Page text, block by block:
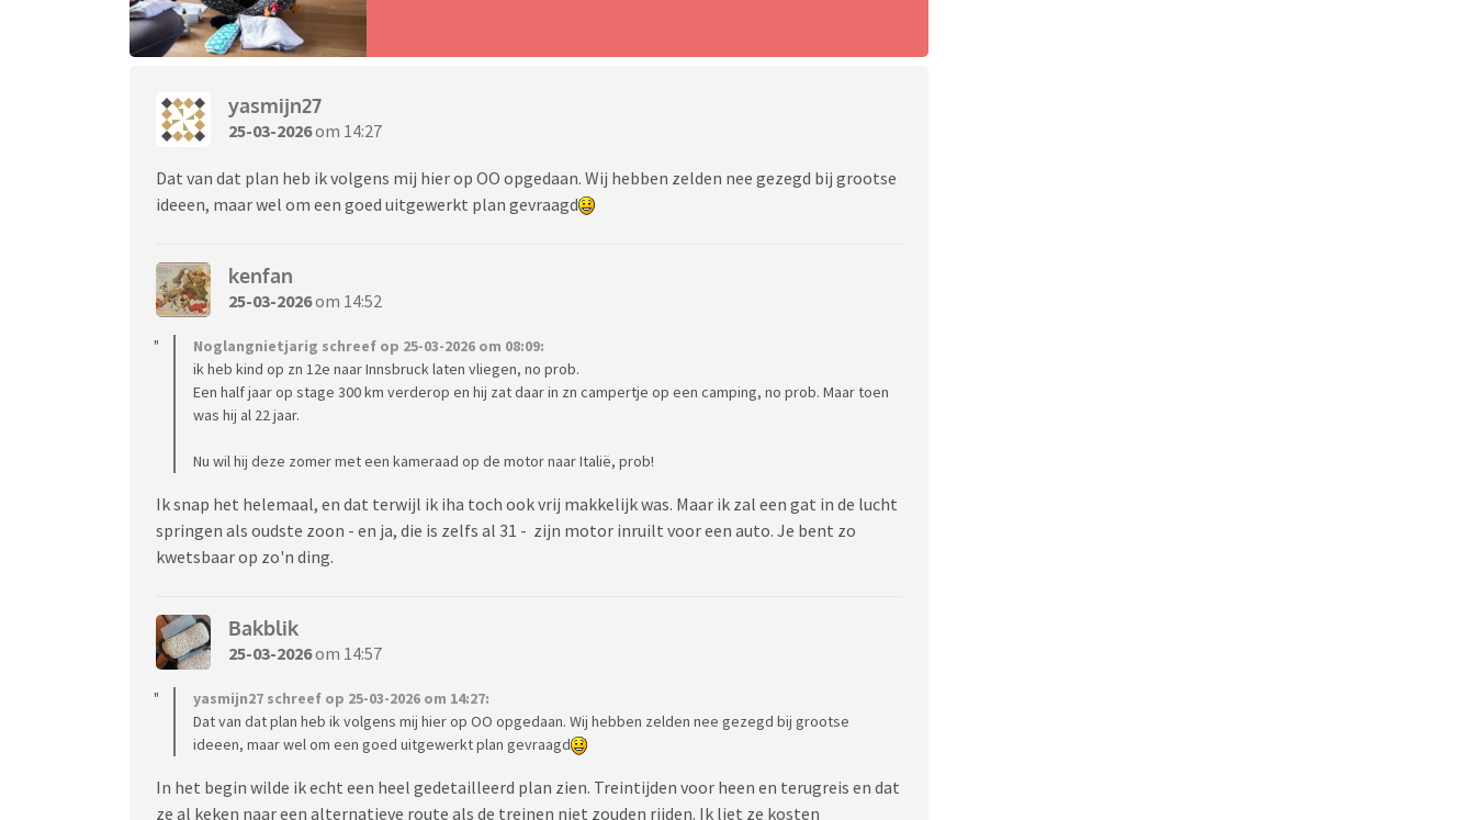
yasmijn27
25-03-2026om 14:27
Dat van dat plan heb ik volgens mij hier op OO opgedaan. Wij hebben zelden nee gezegd bij grootse
ideeen, maar wel om een goed uitgewerkt plan gevraagd
kenfan
25-03-2026om 14:52
Noglangnietjarig schreef op 25-03-2026 om 08:09:
ik heb kind op zn 12e naar Innsbruck laten vliegen, no prob.
Een half jaar op stage 300 km verderop en hij zat daar in zn campertje op een camping, no prob. Maar toen
was hij al 22 jaar.
Nu wil hij deze zomer met een kameraad op de motor naar Italië, prob!
Ik snap het helemaal, en dat terwijl ik iha toch ook vrij makkelijk was. Maar ik zal een gat in de lucht
springen als oudste zoon - en ja, die is zelfs al 31 - zijn motor inruilt voor een auto. Je bent zo
kwetsbaar op zo'n ding.
Bakblik
25-03-2026om 14:57
yasmijn27 schreef op 25-03-2026 om 14:27:
Dat van dat plan heb ik volgens mij hier op OO opgedaan. Wij hebben zelden nee gezegd bij grootse
ideeen, maar wel om een goed uitgewerkt plan gevraagd
In het begin wilde ik echt een heel gedetailleerd plan zien. Treintijden voor heen en terugreis en dat
ze al keken naar een alternatieve route als de treinen niet zouden rijden. Ik liet ze kosten